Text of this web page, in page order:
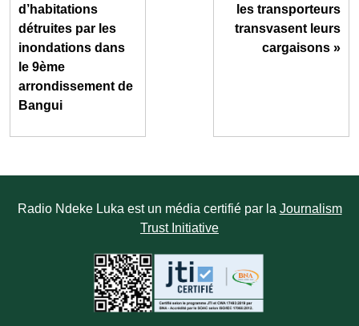
d’habitations
détruites par les
inondations dans
le 9ème
arrondissement de
Bangui
les transporteurs
transvasent leurs
cargaisons »
Radio Ndeke Luka est un média certifié par la Journalism
Trust Initiative